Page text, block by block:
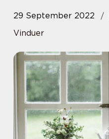
29 September 2022
Vinduer